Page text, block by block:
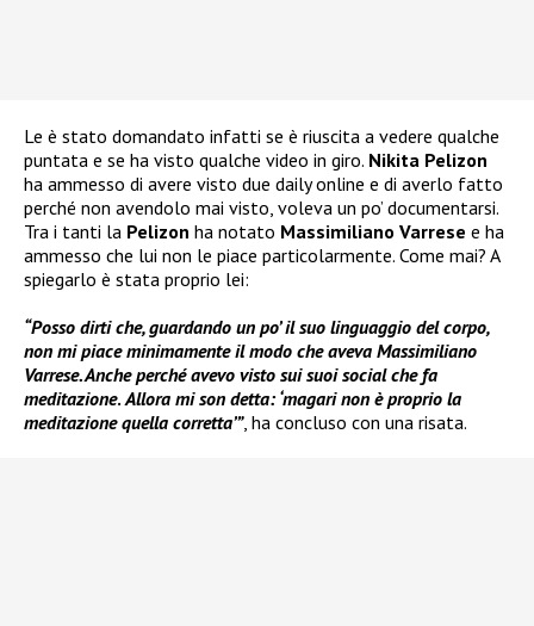
Le è stato domandato infatti se è riuscita a vedere qualche
puntata e se ha visto qualche video in giro. Nikita Pelizon
ha ammesso di avere visto due daily online e di averlo fatto
perché non avendolo mai visto, voleva un po’ documentarsi.
Tra i tanti la Pelizon ha notato Massimiliano Varrese e ha
ammesso che lui non le piace particolarmente. Come mai? A
spiegarlo è stata proprio lei:
“Posso dirti che, guardando un po’ il suo linguaggio del corpo,
non mi piace minimamente il modo che aveva Massimiliano
Varrese. Anche perché avevo visto sui suoi social che fa
meditazione. Allora mi son detta: ‘magari non è proprio la
meditazione quella corretta’”, ha concluso con una risata.